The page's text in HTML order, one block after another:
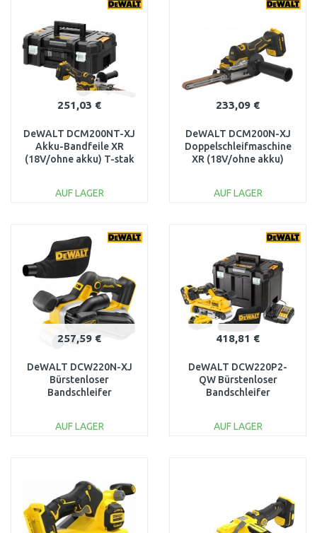
251,03 €
DeWALT DCM200NT-XJ
Akku-Bandfeile XR
(18V/ohne akku) T-stak
AUF LAGER
Vergleichen
233,09 €
DeWALT DCM200N-XJ
Doppelschleifmaschine
XR (18V/ohne akku)
AUF LAGER
Vergleichen
257,59 €
DeWALT DCW220N-XJ
Bürstenloser
Bandschleifer
AUF LAGER
Vergleichen
418,81 €
DeWALT DCW220P2-
QW Bürstenloser
Bandschleifer
AUF LAGER